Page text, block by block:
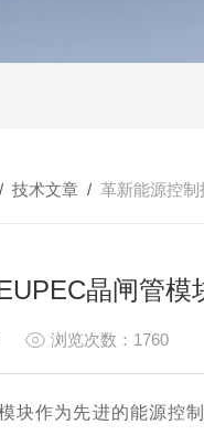
/ 技术文章 / 革新能源控
晶闸管模
浏览次数：1760
作为先进的能源控